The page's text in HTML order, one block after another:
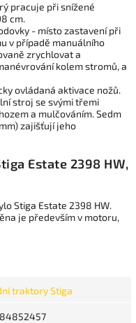
pracuje při snížené
cm.
- místo zastavení při
v případě manuálního
zrychlovat a
kolem stromů, a
ovládaná aktivace nožů.
stroj se svými třemi
a mulčováním. Sedm
zajišťují jeho
Estate 2398 HW,
Stiga Estate 2398 HW.
je především v motoru,
traktory Stiga